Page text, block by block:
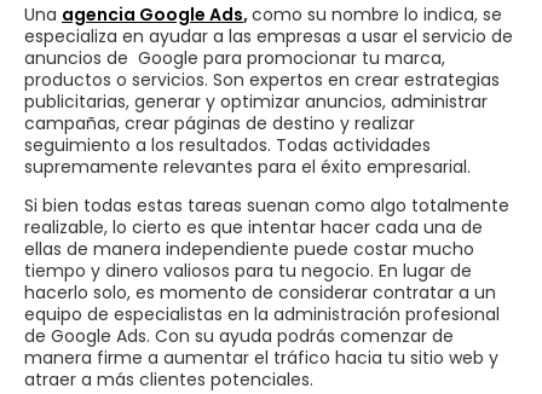
Una agencia Google Ads,como su nombre lo indica, se
especializa en ayudar a las empresas a usar el servicio de
anuncios de Google para promocionar tu marca,
productos o servicios. Son expertos en crear estrategias
publicitarias, generar y optimizar anuncios, administrar
campañas, crear páginas de destino y realizar
seguimiento a los resultados. Todas actividades
supremamente relevantes para el éxito empresarial.
Si bien todas estas tareas suenan como algo totalmente
realizable, lo cierto es que intentar hacer cada una de
ellas de manera independiente puede costar mucho
tiempo y dinero valiosos para tu negocio. En lugar de
hacerlo solo, es momento de considerar contratar a un
equipo de especialistas en la administración profesional
de Google Ads. Con su ayuda podrás comenzar de
manera firme a aumentar el tráfico hacia tu sitio web y
atraer a más clientes potenciales.